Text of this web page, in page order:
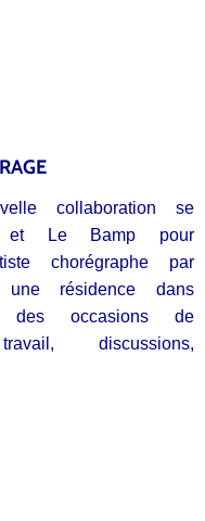
collaboration se
et Le Bamp pour
chorégraphe par
résidence dans
des occasions de
discussions,